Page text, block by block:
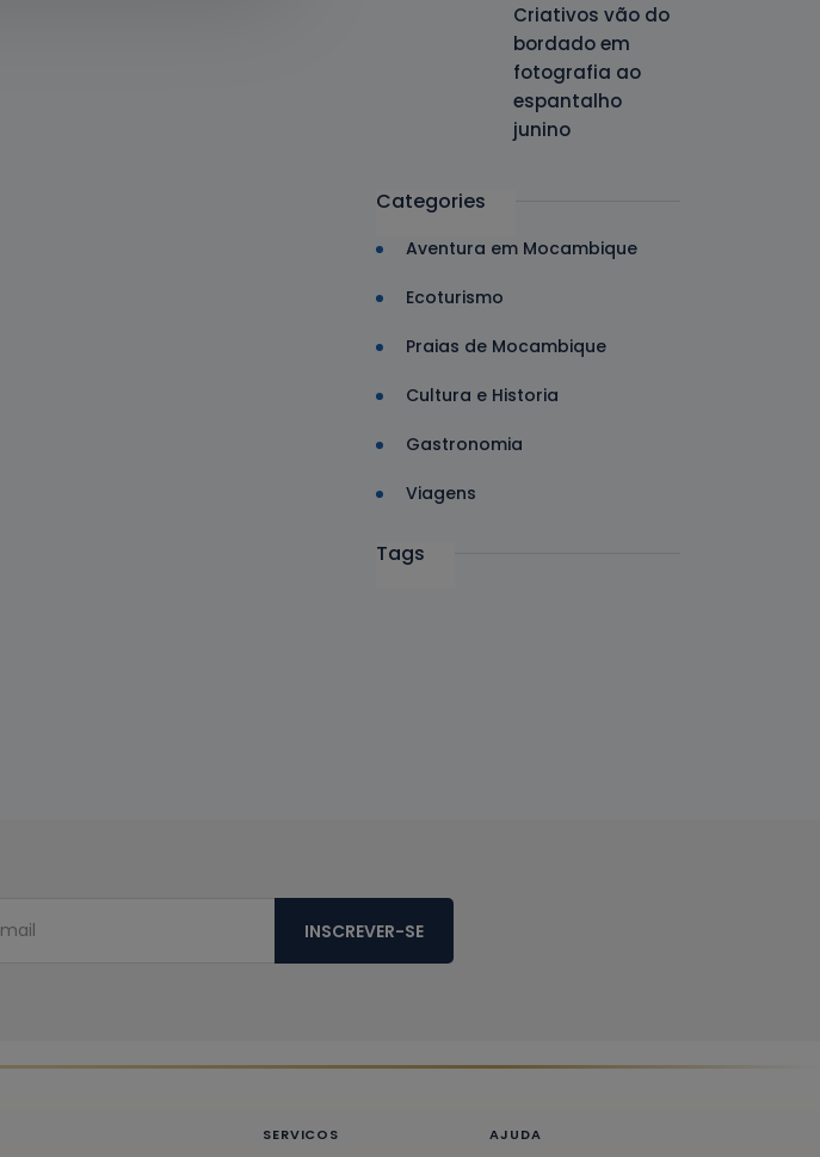
Criativos vão do
bordado em
fotografia ao
espantalho
junino
Categories
Aventura em Mocambique
Ecoturismo
Praias de Mocambique
Cultura e Historia
Gastronomia
Viagens
Tags
INSCREVER-SE
SERVICOS AJUDA